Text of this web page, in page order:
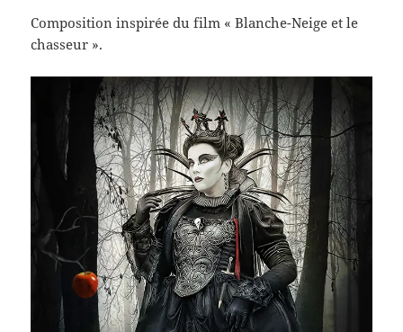
Composition inspirée du film « Blanche-Neige et le
chasseur ».